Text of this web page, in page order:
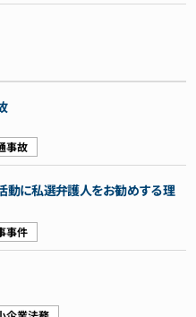
事故
動に私選弁護人をお勧めする理
事件